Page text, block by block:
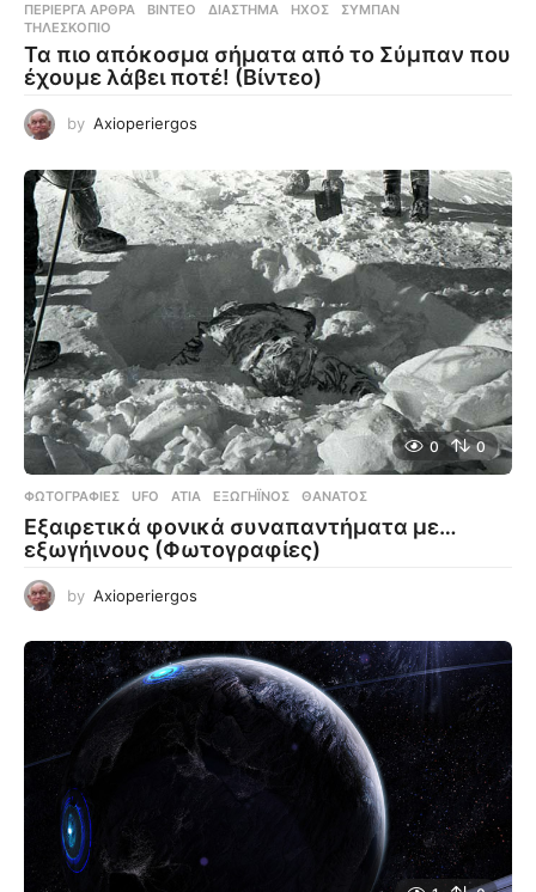
ΠΕΡΊΕΡΓΑ ΆΡΘΡΑ ,ΒΊΝΤΕΟ ΔΙΆΣΤΗΜΑ ,ΉΧΟΣ ,ΣΎΜΠΑΝ
ΤΗΛΕΣΚΌΠΙΟ
Τα πιο απόκοσμα σήματα από το Σύμπαν που
έχουμε λάβει ποτέ! (Βίντεο)
by Axioperiergos
0 0
ΦΩΤΟΓΡΑΦΊΕΣ UFO ,ΑΤΙΑ ,ΕΞΩΓΉΙΝΟΣ ,ΘΆΝΑΤΟΣ
Εξαιρετικά φονικά συναπαντήματα με…
εξωγήινους (Φωτογραφίες)
by Axioperiergos